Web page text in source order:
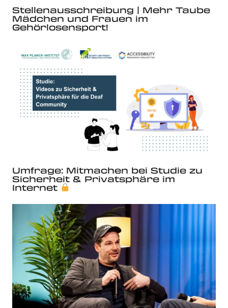
Stellenausschreibung | Mehr Taube
Mädchen und Frauen im
Gehörlosensport!
Umfrage: Mitmachen bei Studie zu
Sicherheit & Privatsphäre im
Internet